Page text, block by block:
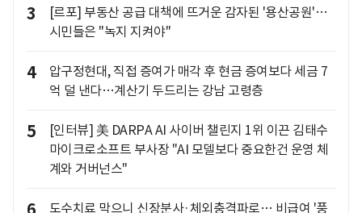
3
[르포] 부동산 공급 대책에 뜨거운 감자된 '용산공원'…
시민들은 "녹지 지켜야"
4
압구정현대, 직접 증여가 매각 후 현금 증여보다 세금 7
억 덜 낸다…계산기 두드리는 강남 고령층
5
[인터뷰] 美 DARPA AI 사이버 챌린지 1위 이끈 김태수
마이크로소프트 부사장 "AI 모델보다 중요한건 운영 체
계와 거버넌스"
도수치료 막으니 신장분사·체외충격파로… 비급여 '풍